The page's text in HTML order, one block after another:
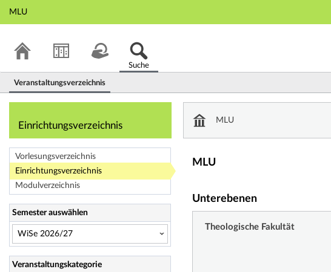
MLU
Suche
Veranstaltungsverzeichnis
Einrichtungsverzeichnis
Vorlesungsverzeichnis
Einrichtungsverzeichnis
Modulverzeichnis
Semester auswählen
Veranstaltungskategorie
MLU
MLU
Unterebenen
Theologische Fakultät